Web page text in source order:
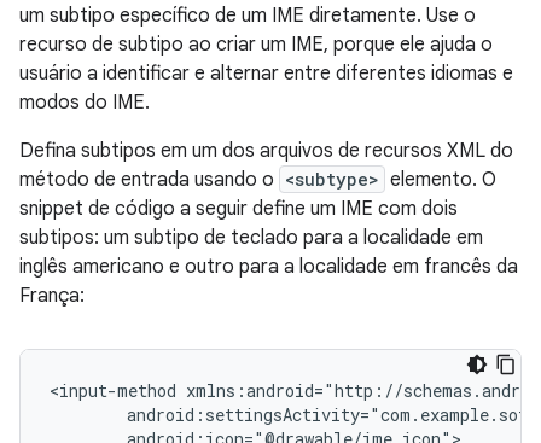
um subtipo específico de um IME diretamente. Use o
recurso de subtipo ao criar um IME, porque ele ajuda o
usuário a identificar e alternar entre diferentes idiomas e
modos do IME.
Defina subtipos em um dos arquivos de recursos XML do
método de entrada usando o <subtype> elemento. O
snippet de código a seguir define um IME com dois
subtipos: um subtipo de teclado para a localidade em
inglês americano e outro para a localidade em francês da
França:
<input-method